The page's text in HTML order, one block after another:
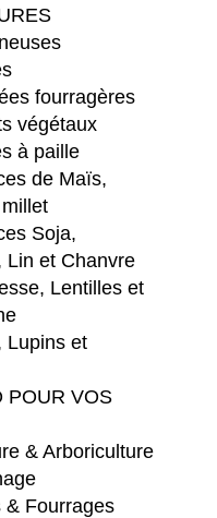
fourragères
végétaux
à paille
de Maïs,
Soja,
Lin et Chanvre
Lentilles et
Lupins et
POUR VOS
& Arboriculture
& Fourrages